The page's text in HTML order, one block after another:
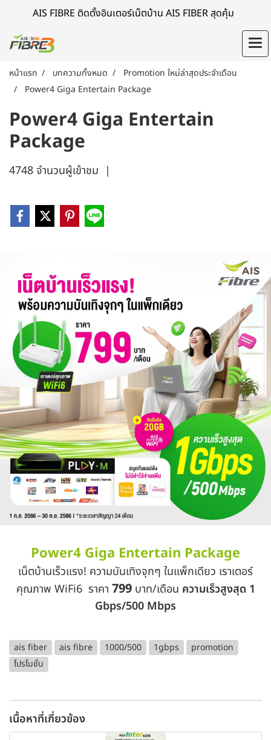
AIS FIBRE ติดตั้งอินเตอร์เน็ตบ้าน AIS FIBER สุดคุ้ม
หน้าแรก บทความทั้งหมด
Promotion ใหม่ล่าสุดประจำเดือน
Power4 Giga Entertain Package
Power4 Giga Entertain
Package
4748 จำนวนผู้เข้าชม |
Power4 Giga Entertain Package
เน็ตบ้านเร็วแรง! ความบันเทิงจุกๆ ในแพ็กเดียว เราเตอร์
คุณภาพ WiFi6 ราคา 799บาท/เดือน ความเร็วสูงสุด 1
Gbps/500 Mbps
ais fiber ais fibre 1000/500 1gbps
promotion
โปรโมชั่น
เนื้อหาที่เกี่ยวข้อง